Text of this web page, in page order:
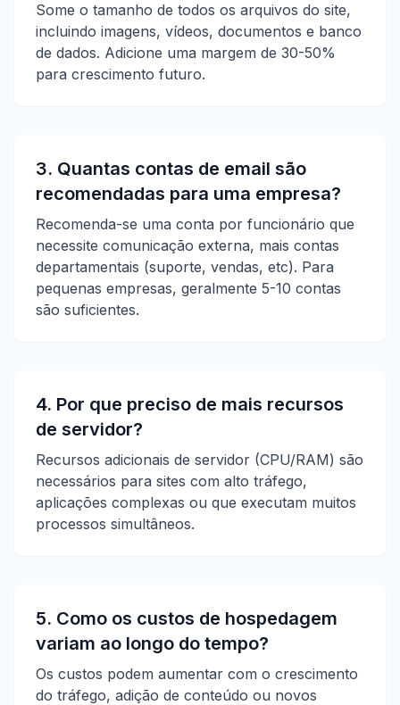
Some o tamanho de todos os arquivos do site,
incluindo imagens, vídeos, documentos e banco
de dados. Adicione uma margem de 30-50%
para crescimento futuro.
3. Quantas contas de email são
recomendadas para uma empresa?
Recomenda-se uma conta por funcionário que
necessite comunicação externa, mais contas
departamentais (suporte, vendas, etc). Para
pequenas empresas, geralmente 5-10 contas
são suficientes.
4. Por que preciso de mais recursos
de servidor?
Recursos adicionais de servidor (CPU/RAM) são
necessários para sites com alto tráfego,
aplicações complexas ou que executam muitos
processos simultâneos.
5. Como os custos de hospedagem
variam ao longo do tempo?
Os custos podem aumentar com o crescimento
do tráfego, adição de conteúdo ou novos